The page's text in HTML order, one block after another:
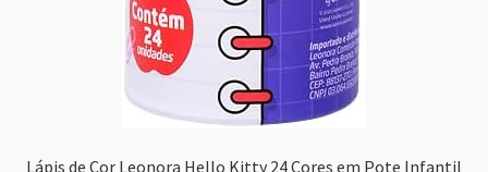
Lápis de Cor Leonora Hello Kitty 24 Cores em Pote Infantil